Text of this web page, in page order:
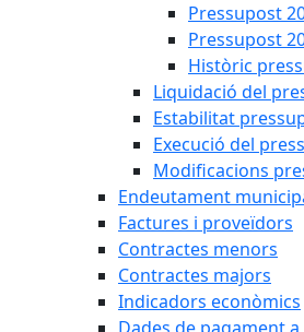
Pressupost
Pressupost
Històric
Liquidació del
Estabilitat
Execució del
Modificacions
Endeutament
Factures i proveïdors
Contractes menors
Contractes majors
Indicadors econòmics